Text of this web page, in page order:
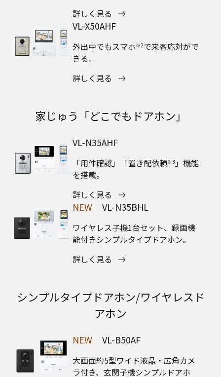
詳しく見る
VL-X50AHF
外出中でもスマホ※2で来客応対がで
きる。
詳しく見る
家じゅう「どこでもドアホン」
VL-N35AHF
「用件確認」「置き配依頼※3」機能
を搭載。
詳しく見る
NEW VL-N35BHL
ワイヤレス子機1台セット、録画機
能付きシンプルタイプドアホン。
詳しく見る
シンプルタイプドアホン/ワイヤレスド
アホン
NEW VL-B50AF
大画面約5型ワイド液晶・広角カメ
ラ付き、玄関子機シンプルドアホ